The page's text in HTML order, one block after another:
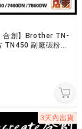
合創】Brother TN-
TN450 副廠碳粉匣